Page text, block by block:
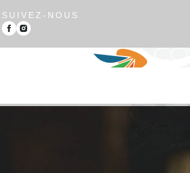
SUIVEZ-NOUS